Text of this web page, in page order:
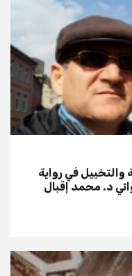
والتخييل في رواية
د. محمد إقبال